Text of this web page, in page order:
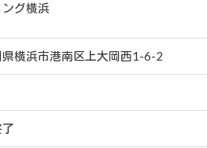
ング横浜
横浜市港南区上大岡西1-6-2